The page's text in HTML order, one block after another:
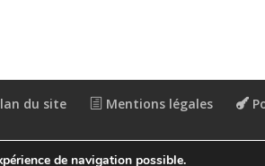
du site Mentions légales
de navigation possible.